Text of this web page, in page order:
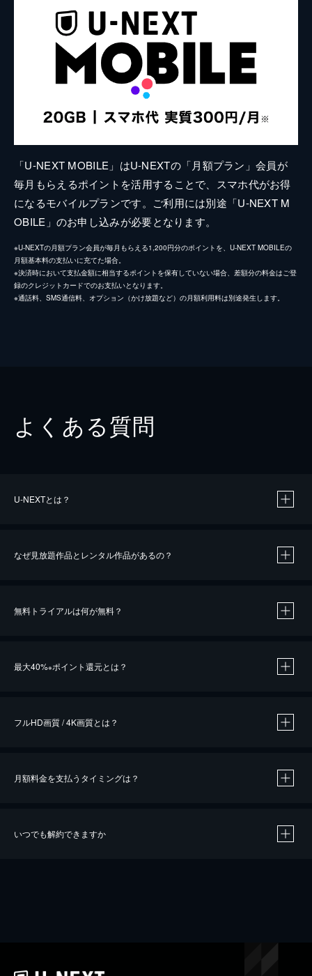
「U-NEXT MOBILE」はU-NEXTの「月額プラン」会員が
毎月もらえるポイントを活用することで、スマホ代がお得
になるモバイルプランです。ご利用には別途「U-NEXT M
OBILE」のお申し込みが必要となります。
※U-NEXTの月額プラン会員が毎月もらえる1,200円分のポイントを、U-NEXT MOBILEの
月額基本料の支払いに充てた場合。
※決済時において支払金額に相当するポイントを保有していない場合、差額分の料金はご登
録のクレジットカードでのお支払いとなります。
※通話料、SMS通信料、オプション（かけ放題など）の月額利用料は別途発生します。
よくある質問
U-NEXTとは？
なぜ見放題作品とレンタル作品があるの？
無料トライアルは何が無料？
最大40%※ポイント還元とは？
※40％ポイント還元の対象は、クレジットカード決済による作品の購入 / レンタルです。
iOSアプリのUコイン決済による作品の購入 / レンタルは、20％のポイント還元です。
フルHD画質 / 4K画質とは？
月額料金を支払うタイミングは？
いつでも解約できますか